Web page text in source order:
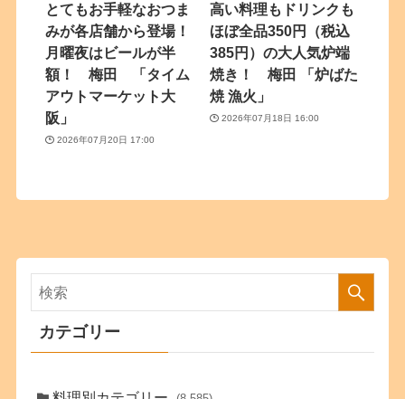
とてもお手軽なおつま
みが各店舗から登場！
月曜夜はビールが半
額！ 梅田 「タイム
アウトマーケット大
阪」
2026年07月20日 17:00
高い料理もドリンクも
ほぼ全品350円（税込
385円）の大人気炉端
焼き！ 梅田 「炉ばた
焼 漁火」
2026年07月18日 16:00
カテゴリー